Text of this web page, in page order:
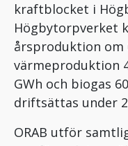
kraftblocket i
Högbytorpverket
årsproduktion om
värmeproduktion
GWh och biogas
driftsättas under
ORAB utför